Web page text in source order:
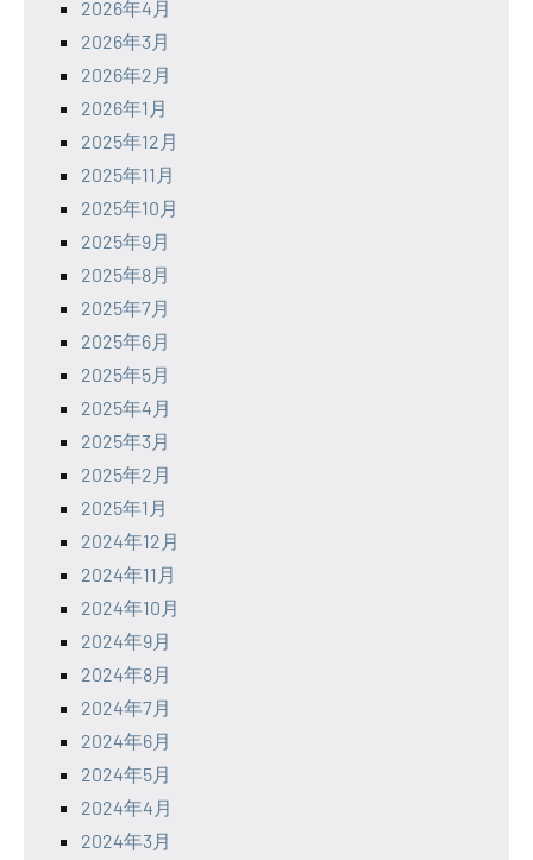
2026年4月
2026年3月
2026年2月
2026年1月
2025年12月
2025年11月
2025年10月
2025年9月
2025年8月
2025年7月
2025年6月
2025年5月
2025年4月
2025年3月
2025年2月
2025年1月
2024年12月
2024年11月
2024年10月
2024年9月
2024年8月
2024年7月
2024年6月
2024年5月
2024年4月
2024年3月